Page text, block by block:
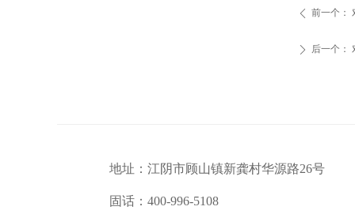
ꄴ 前一个：
ꄲ 后一个：
地址： 江阴市顾山镇新龚村华源路26号
固话： 400-996-5108